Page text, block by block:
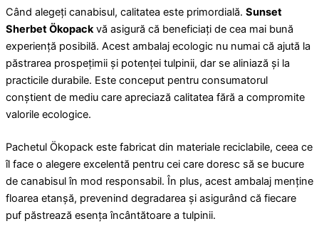
Când alegeți canabisul, calitatea este primordială. Sunset
Sherbet Ökopackvă asigură că beneficiați de cea mai bună
experiență posibilă. Acest ambalaj ecologic nu numai că ajută la
păstrarea prospețimii și potenței tulpinii, dar se aliniază și la
practicile durabile. Este conceput pentru consumatorul
conștient de mediu care apreciază calitatea fără a compromite
valorile ecologice.
Pachetul Ökopack este fabricat din materiale reciclabile, ceea ce
îl face o alegere excelentă pentru cei care doresc să se bucure
de canabisul în mod responsabil. În plus, acest ambalaj menține
floarea etanșă, prevenind degradarea și asigurând că fiecare
puf păstrează esența încântătoare a tulpinii.